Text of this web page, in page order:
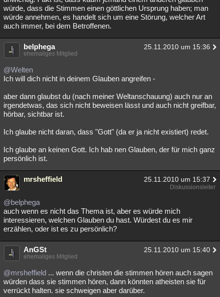
würde, dass die Stimmen einen göttlichen Ursprung haben; man
würde annehmen, es handelt sich um eine Störung, welcher Art
auch immer, bei dem Betroffenen.
belphega 25.11.2010 um 15:36
ehemaliges Mitglied
@Welten
Ich will dich nicht in deinem Glauben angreifen -
aber dann glaubst du (nach meiner Weltanschauung) auch nur an
irgendetwas, das sich nicht beweisen lässt und auch nicht greifbar,
hörbar, sichtbar ist.
Ich glaube nicht daran, dass "Gott" (da er ja nicht existiert) redet.
Ich glaube an keinen Gott. Ich hab nen Glauben, der für mich ganz
persönlich ist.
mrsheffield 25.11.2010 um 15:37
Diskussionsleiter
@belphega
auch wenn es nicht das Thema ist, aber es würde mich
interessieren, welchen Glauben du hast. Würdest du es mir
erzählen, oder ist es zu persönlich?
AnGSt 25.11.2010 um 15:40
ehemaliges Mitglied
@mrsheffield ... wenn die christen die stimmen hören auch sagen
würden dass sie stimmen hören, dann könnten atheisten sie für
verrückt halten. sie schweigen aber darüber.